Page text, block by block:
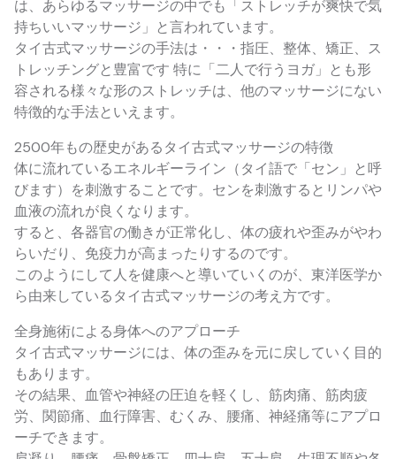
は、あらゆるマッサージの中でも「ストレッチが爽快で気
持ちいいマッサージ」と言われています。
タイ古式マッサージの手法は・・・指圧、整体、矯正、ス
トレッチングと豊富です 特に「二人で行うヨガ」とも形
容される様々な形のストレッチは、他のマッサージにない
特徴的な手法といえます。
2500年もの歴史があるタイ古式マッサージの特徴
体に流れているエネルギーライン（タイ語で「セン」と呼
びます）を刺激することです。センを刺激するとリンパや
血液の流れが良くなります。
すると、各器官の働きが正常化し、体の疲れや歪みがやわ
らいだり、免疫力が高まったりするのです。
このようにして人を健康へと導いていくのが、東洋医学か
ら由来しているタイ古式マッサージの考え方です。
全身施術による身体へのアプローチ
タイ古式マッサージには、体の歪みを元に戻していく目的
もあります。
その結果、血管や神経の圧迫を軽くし、筋肉痛、筋肉疲
労、関節痛、血行障害、むくみ、腰痛、神経痛等にアプロ
ーチできます。